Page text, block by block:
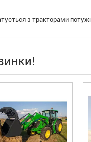
з